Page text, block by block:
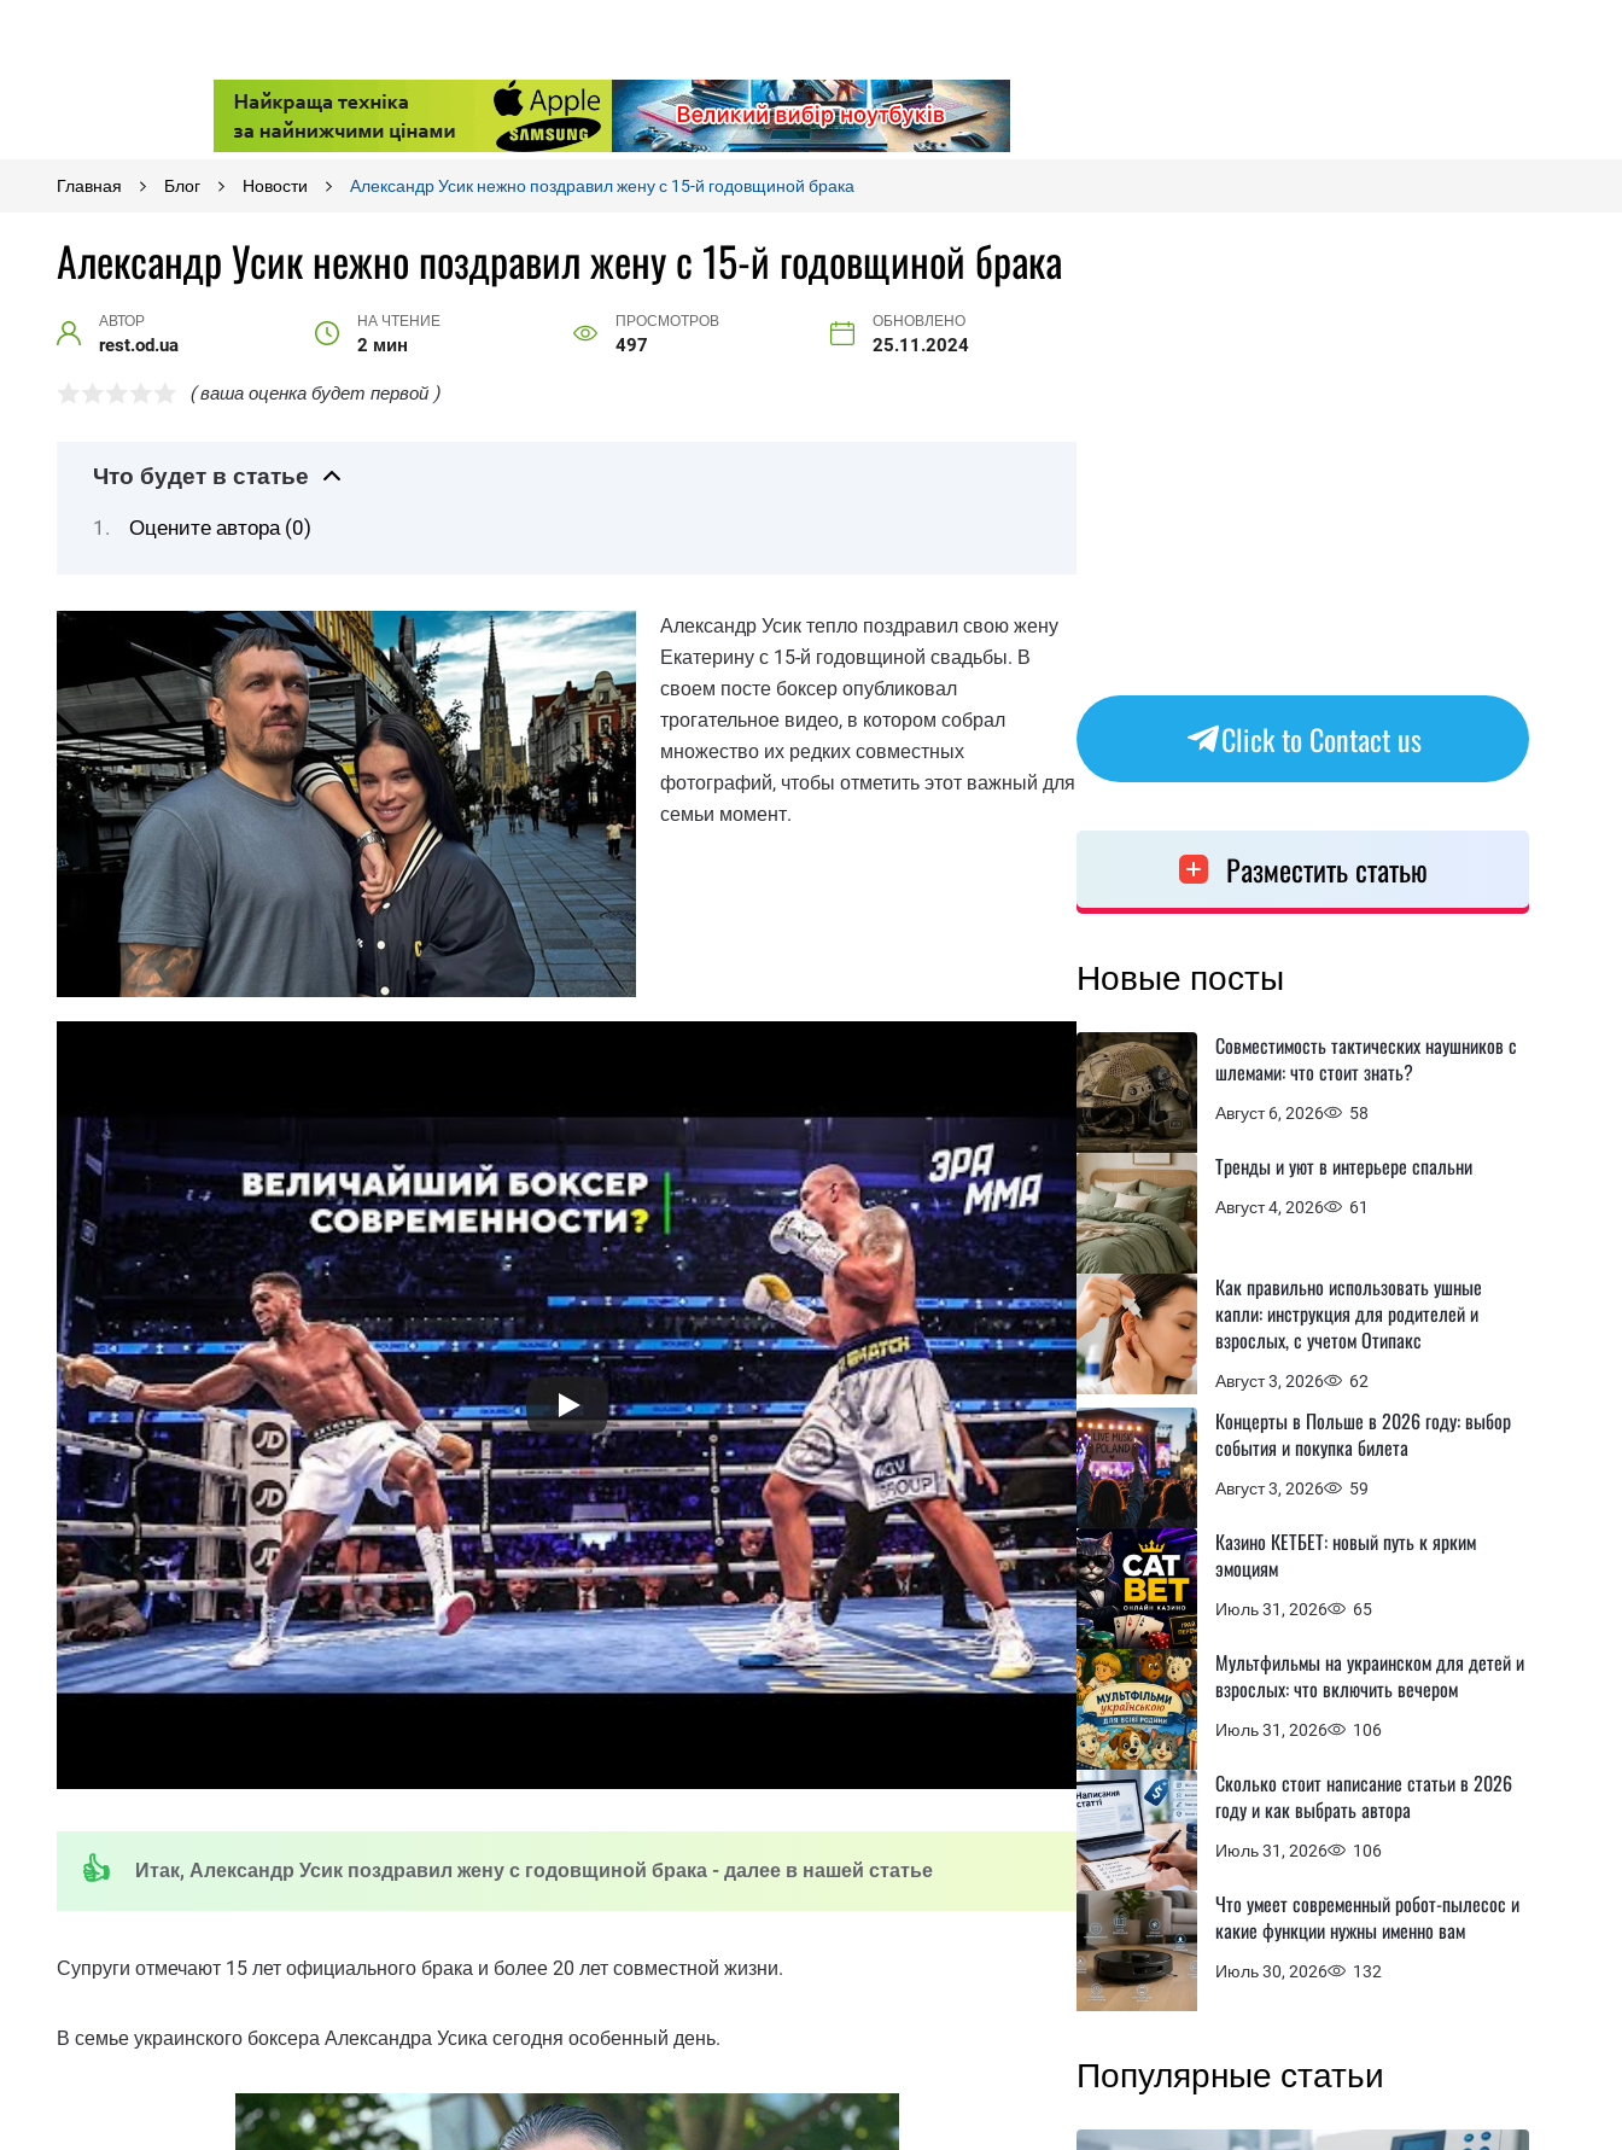
Главная Блог Новости Александр Усик нежно поздравил жену с 15-й годовщиной брака
Александр Усик нежно поздравил жену с 15-й годовщиной брака
АВТОР
rest.od.ua
НА ЧТЕНИЕ
2 мин
ПРОСМОТРОВ
497
ОБНОВЛЕНО
25.11.2024
( ваша оценка будет первой )
Что будет в статье
Оцените автора (0)
Александр Усик тепло поздравил свою жену
Екатерину с 15-й годовщиной свадьбы. В
своем посте боксер опубликовал
трогательное видео, в котором собрал
множество их редких совместных
фотографий, чтобы отметить этот важный для
семьи момент.
Итак, Александр Усик поздравил жену с годовщиной брака - далее в нашей статье
Супруги отмечают 15 лет официального брака и более 20 лет совместной жизни.
В семье украинского боксера Александра Усика сегодня особенный день.
Click to Contact us
Разместить статью
Новые посты
Август 6, 2026 58
Совместимость тактических наушников с
шлемами: что стоит знать?
Август 4, 2026 61
Тренды и уют в интерьере спальни
Август 3, 2026 62
Как правильно использовать ушные
капли: инструкция для родителей и
взрослых, с учетом Отипакс
Август 3, 2026 59
Концерты в Польше в 2026 году: выбор
события и покупка билета
Июль 31, 2026 65
Казино КЕТБЕТ: новый путь к ярким
эмоциям
Июль 31, 2026 106
Мультфильмы на украинском для детей и
взрослых: что включить вечером
Июль 31, 2026 106
Сколько стоит написание статьи в 2026
году и как выбрать автора
Июль 30, 2026 132
Что умеет современный робот-пылесос и
какие функции нужны именно вам
Популярные статьи